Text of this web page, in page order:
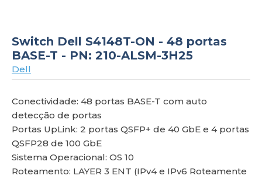
Switch Dell S4148T-ON - 48 portas
BASE-T - PN: 210-ALSM-3H25
Dell
Conectividade: 48 portas BASE-T com auto
detecção de portas
Portas UpLink: 2 portas QSFP+ de 40 GbE e 4 portas
QSFP28 de 100 GbE
Sistema Operacional: OS 10
Roteamento: LAYER 3 ENT (IPv4 e IPv6 Roteamente